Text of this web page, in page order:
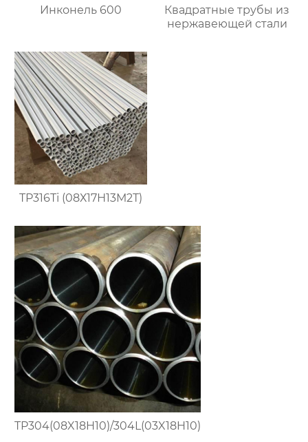
Инконель 600
Квадратные трубы из
нержавеющей стали
TP316Ti (08Х17Н13М2Т)
TP304(08X18H10)/304L(03X18H10)